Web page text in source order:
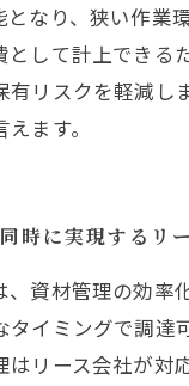
なり、狭い作業
として計上でき
有リスクを軽減し
ます。
時に実現するリ
、資材管理の効率
タイミングで調
リース会社が対